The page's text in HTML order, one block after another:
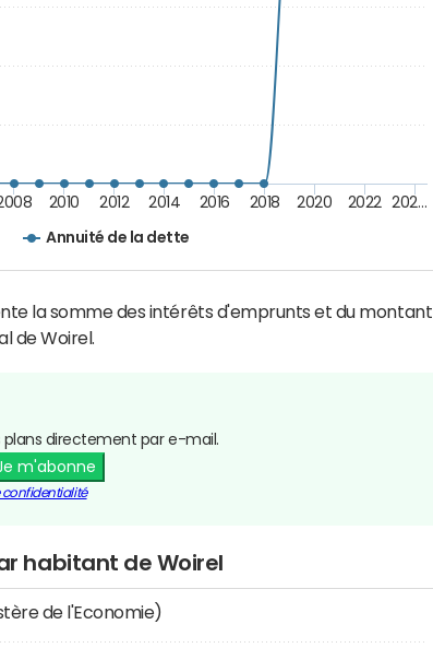
Annuité de la dette
2010 2012 2014 2016 2018 2020 2022 202…
la somme des intérêts d'emprunts et du montant
de Woirel.
plans directement par e-mail.
m'abonne
confidentialité
habitant de Woirel
de l'Economie)